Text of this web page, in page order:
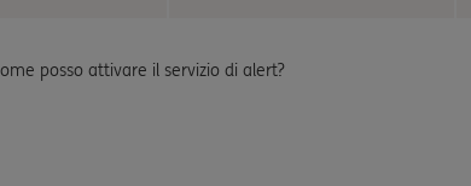
posso attivare il servizio di alert?